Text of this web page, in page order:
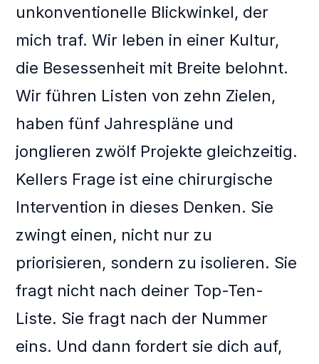
unkonventionelle Blickwinkel, der
mich traf. Wir leben in einer Kultur,
die Besessenheit mit Breite belohnt.
Wir führen Listen von zehn Zielen,
haben fünf Jahrespläne und
jonglieren zwölf Projekte gleichzeitig.
Kellers Frage ist eine chirurgische
Intervention in dieses Denken. Sie
zwingt einen, nicht nur zu
priorisieren, sondern zu isolieren. Sie
fragt nicht nach deiner Top-Ten-
Liste. Sie fragt nach der Nummer
eins. Und dann fordert sie dich auf,